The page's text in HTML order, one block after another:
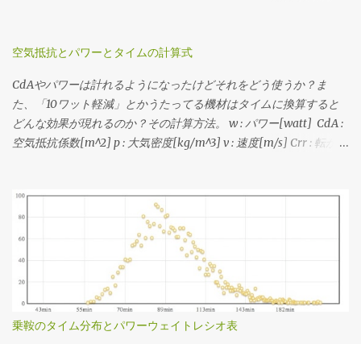
直指定してヒストグラム書いてる。 3番目の速度の分布から、 最
斜面 or 下りの速度) 中央値(滞在時間がもっとも多くなる速度) を
見たうえで、普段山を登るときの平均的なケイデンスにおけるギ
ア比と速度に当てはめたうえで、手持ちのスプロケットで合致す
るものを選定する流れです。 速度分布の最小値と最大値に収まっ
原とか。あと鳥海山の1stステージ個人TTみたく絶対チェーン落ち
させたくない場合はフロント50Tのままで収まるようなギアを選ん
だり。 ギア比とケイデンスから速度を求める場...
けの元ネタはAndrew Cogganの Power Profiling Spreadsheet v 4.0
どのその他装備が2kgと、僕の装備で計算してます。このページで
はグラフを画像として表示していますが、グラフ自体はJavaScript
で書いていてインタラクティブに値を見ることができますし、必
要に応じて下記のソースコードを弄ってみることもできますで
ワーは総重量から計算してます。ちなみにライダーの体重がもっ
と大きいと機材重量の影響が小さくなり、ライダーのパワーウェ
イトレシオが同じでも少し速く走れるようになります。逆に言う
と機材の軽量化はライダーの体重が小さい方が効く。その辺をま
とめたエントリは こちら 。
空気抵抗とパワーとタイムの計算式
CdAやパワーは計れるようになったけどそれをどう使うか？ま
た、「10ワット軽減」とかうたってる機材はタイムに換算すると
どんな効果が現れるのか？その計算方法。 w : パワー[watt] CdA :
空気抵抗係数[m^2] p : 大気密度[kg/m^3] v : 速度[m/s] Crr : 転がり
パワーからCdAを求める式(1を変形) CdA = (w - Crr・m・g・v) /
(0.5・p・v^3) 3. CdAとパワーから終端速度を求める式(1を三次方程
式の解の公式でゴニョる) a = 0.5 ・p ・CdA c = m ・g ・Crr d =
w ・-1 v = 1 / (6・a)・((4・(-27・a^2・d + 3・a・√(3・(27・
a^2・d^2 + 4・a・c^3))))^(1/3) + |(4・(-27・a^2・d - 3・a・√(3・
(27・a^2・d^2 + 4・a・c^3))))|^(1/3) ・-1) それぞれこの3つの式で
計算できる。いずれも平坦路を想定。 例えば、大気密度
1.226kg/m^3、Crr=0.004、m=65kg、g=9.81m/s^2の状況におい
乗鞍のタイム分布とパワーウェイトレシオ表